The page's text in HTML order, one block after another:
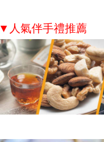
▼人氣伴手禮推薦